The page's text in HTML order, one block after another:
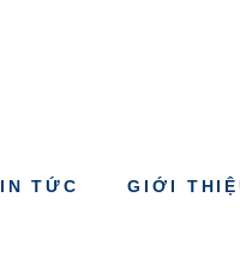
TỨC GIỚI